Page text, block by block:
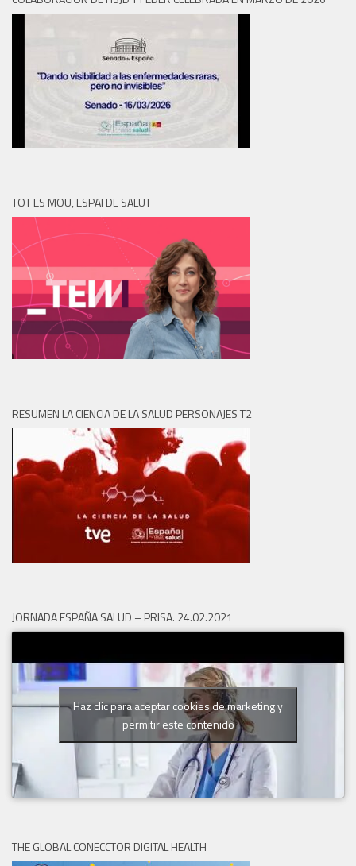
TOT ES MOU, ESPAI DE SALUT
RESUMEN LA CIENCIA DE LA SALUD PERSONAJES T2
JORNADA ESPAÑA SALUD – PRISA. 24.02.2021
Haz clic para aceptar cookies de marketing y
permitir este contenido
THE GLOBAL CONECCTOR DIGITAL HEALTH